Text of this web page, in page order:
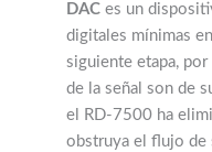
DAC es un
digitales mínimas
siguiente etapa,
de la señal son de
el RD-7500 ha
obstruya el flujo de